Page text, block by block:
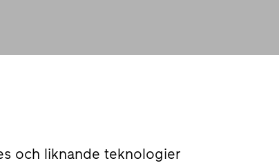
och liknande teknologier